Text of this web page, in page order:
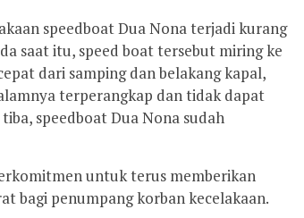
speedboat Dua Nona terjadi kurang
saat itu, speed boat tersebut miring ke
dari samping dan belakang kapal,
terperangkap dan tidak dapat
speedboat Dua Nona sudah
untuk terus memberikan
bagi penumpang korban kecelakaan.